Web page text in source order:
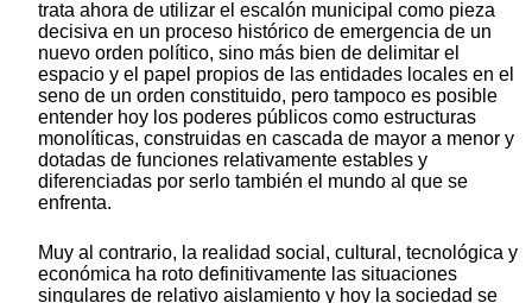
trata ahora de utilizar el escalón municipal como pieza
decisiva en un proceso histórico de emergencia de un
nuevo orden político, sino más bien de delimitar el
espacio y el papel propios de las entidades locales en el
seno de un orden constituido, pero tampoco es posible
entender hoy los poderes públicos como estructuras
monolíticas, construidas en cascada de mayor a menor y
dotadas de funciones relativamente estables y
diferenciadas por serlo también el mundo al que se
enfrenta.
Muy al contrario, la realidad social, cultural, tecnológica y
económica ha roto definitivamente las situaciones
singulares de relativo aislamiento y hoy la sociedad se